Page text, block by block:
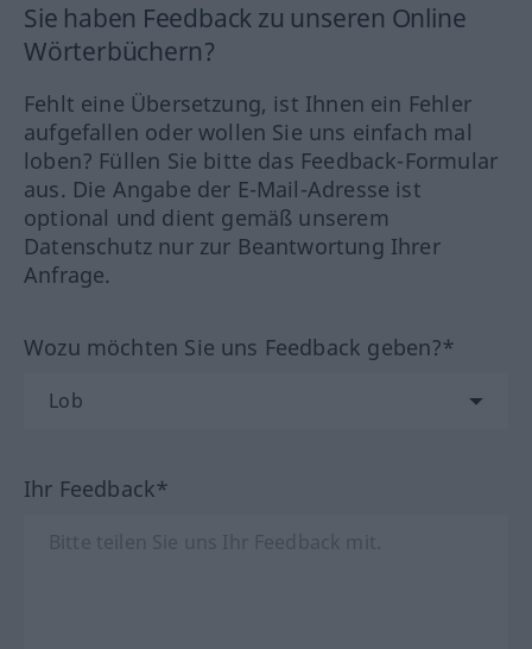
Sie haben Feedback zu unseren Online
Wörterbüchern?
Fehlt eine Übersetzung, ist Ihnen ein Fehler
aufgefallen oder wollen Sie uns einfach mal
loben? Füllen Sie bitte das Feedback-Formular
aus. Die Angabe der E-Mail-Adresse ist
optional und dient gemäß unserem
Datenschutz nur zur Beantwortung Ihrer
Anfrage.
Wozu möchten Sie uns Feedback geben?*
Ihr Feedback*